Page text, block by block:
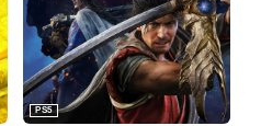
PS5